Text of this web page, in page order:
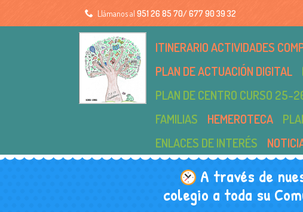
Llámanos al 951 26 85 70/ 677 90 39 32
ITINERARIO ACTIVIDADES
PLAN DE ACTUACIÓN DIGITAL
PLAN DE CENTRO CURSO 25-
FAMILIAS
HEMEROTECA
ENLACES DE INTERÉS
A través de
colegio a toda su